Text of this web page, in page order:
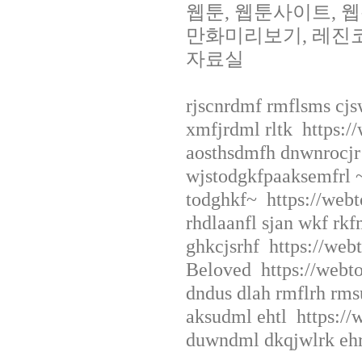
웹툰, 웹툰사이트,
만화미리보기, 레진
자료실
rjscnrdmf rmflsms
xmfjrdml rltk https://
aosthsdmfh
wjstodgkfpaaksemfrl
todghkf~ https://
rhdlaanfl sjan wkf
ghkcjsrhf https://
Beloved https://
dndus dlah rmflrh
aksudml ehtl https://
duwndml dkqjwlrk